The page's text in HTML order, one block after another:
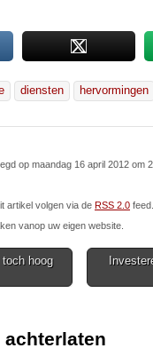
diensten hervormingen
op maandag 16 april 2012 om
artikel volgen via de RSS 2.0
vanop uw eigen website.
hoog
achterlaten